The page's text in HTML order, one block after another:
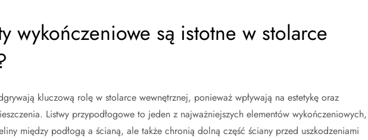
wykończeniowe są istotne w stolarce
kluczową rolę w stolarce wewnętrznej, ponieważ wpływają na estetykę oraz
Listwy przypodłogowe to jeden z najważniejszych elementów wykończeniowych,
między podłogą a ścianą, ale także chronią dolną część ściany przed uszkodzeniami